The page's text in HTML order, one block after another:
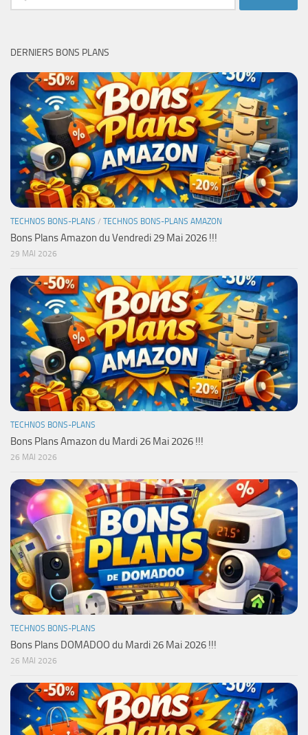
DERNIERS BONS PLANS
TECHNOS BONS-PLANS / TECHNOS BONS-PLANS AMAZON
Bons Plans Amazon du Vendredi 29 Mai 2026 !!!
29 MAI 2026
TECHNOS BONS-PLANS
Bons Plans Amazon du Mardi 26 Mai 2026 !!!
26 MAI 2026
TECHNOS BONS-PLANS
Bons Plans DOMADOO du Mardi 26 Mai 2026 !!!
26 MAI 2026